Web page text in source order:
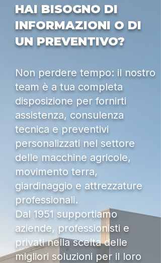
HAI BISOGNO DI
INFORMAZIONI O DI
UN PREVENTIVO?
Non perdere tempo: il nostro
team è a tua completa
disposizione per fornirti
assistenza, consulenza
tecnica e preventivi
personalizzati nel settore
delle macchine agricole,
movimento terra,
giardinaggio e attrezzature
professionali.
Dal 1951 supportiamo
aziende, professionisti e
privati nella scelta delle
migliori soluzioni per il loro